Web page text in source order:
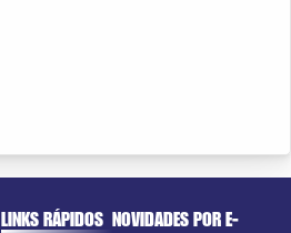
LINKS RÁPIDOS NOVIDADES POR E-